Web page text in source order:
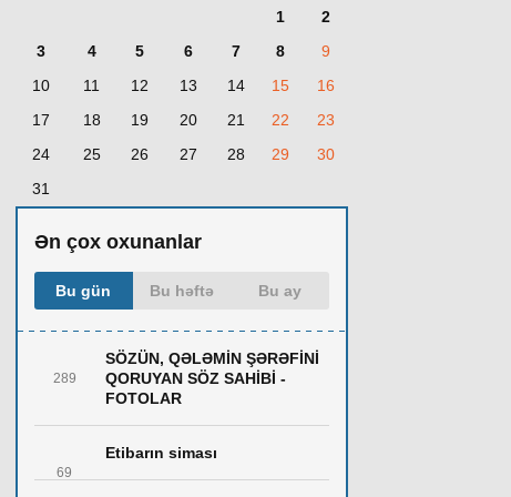
1
2
3
4 5 6 7 8
9
10
11 12 13 14 15
16
17
18 19 20 21 22
23
24
25 26 27 28 29
30
31
Ən çox oxunanlar
Bu gün Bu həftə Bu ay
289
SÖZÜN, QƏLƏMİN ŞƏRƏFİNİ
QORUYAN SÖZ SAHİBİ -
FOTOLAR
69
Etibarın siması